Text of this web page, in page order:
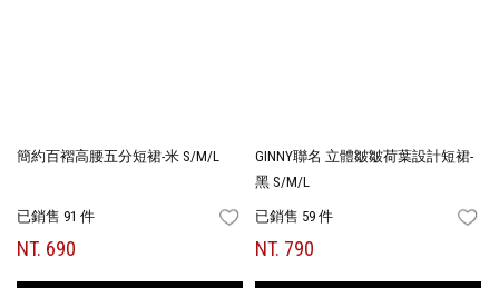
簡約百褶高腰五分短裙-米 S/M/L
已銷售 91 件 FAVORITES
NT. 690
GINNY聯名 立體皺皺荷葉設計短裙-
黑 S/M/L
已銷售 59 件
NT. 790